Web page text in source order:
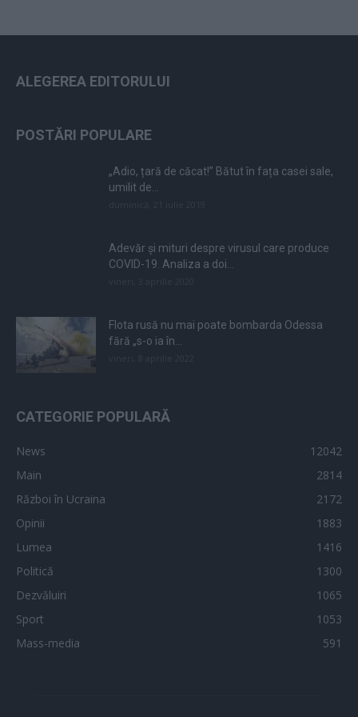
ALEGEREA EDITORULUI
POSTĂRI POPULARE
„Adio, țară de căcat!” Bătut în fața casei sale,
umilit de...
Adevăr și mituri despre virusul care produce
COVID-19. Analiza a doi...
Flota rusă nu mai poate bombarda Odessa
fără „s-o ia în...
CATEGORIE POPULARĂ
News
12042
Main
2814
Război în Ucraina
2172
Opinii
1883
Lumea
1416
Politică
1300
Dezvăluiri
1065
Sport
1053
Mass-media
591